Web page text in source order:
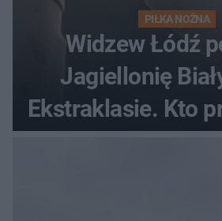
PIŁKA NOŻNA
Widzew Łódź
Jagiellonię
Ekstraklasie. Kto
losach